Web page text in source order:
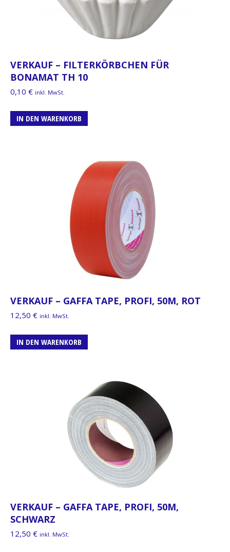
VERKAUF – FILTERKÖRBCHEN FÜR
BONAMAT TH 10
0,10 € inkl. MwSt.
IN DEN WARENKORB
VERKAUF – GAFFA TAPE, PROFI, 50M, ROT
12,50 € inkl. MwSt.
IN DEN WARENKORB
VERKAUF – GAFFA TAPE, PROFI, 50M,
SCHWARZ
12,50 € inkl. MwSt.